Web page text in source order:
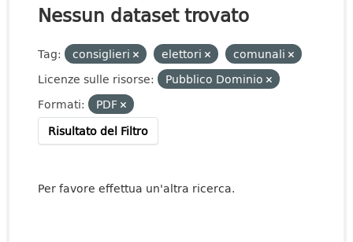
Nessun dataset trovato
Tag: consiglieri elettori
comunali
Licenze sulle risorse:
Pubblico Dominio
Formati:
PDF
Risultato del Filtro
Per favore effettua un'altra ricerca.